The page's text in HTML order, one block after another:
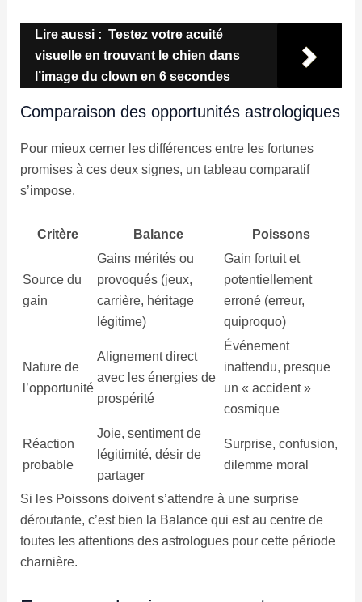
Lire aussi : Testez votre acuité
visuelle en trouvant le chien dans
l’image du clown en 6 secondes
Comparaison des opportunités astrologiques
Pour mieux cerner les différences entre les fortunes
promises à ces deux signes, un tableau comparatif
s’impose.
Critère Balance Poissons
Source du
gain
Gains mérités ou
provoqués (jeux,
carrière, héritage
légitime)
Gain fortuit et
potentiellement
erroné (erreur,
quiproquo)
Nature de
l’opportunité
Alignement direct
avec les énergies de
prospérité
Événement
inattendu, presque
un « accident »
cosmique
Réaction
probable
Joie, sentiment de
légitimité, désir de
partager
Surprise, confusion,
dilemme moral
Si les Poissons doivent s’attendre à une surprise
déroutante, c’est bien la Balance qui est au centre de
toutes les attentions des astrologues pour cette période
charnière.